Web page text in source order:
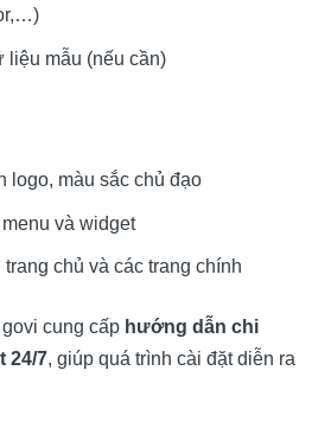
liệu mẫu (nếu cần)
logo, màu sắc chủ đạo
và widget
chủ và các trang chính
cung cấp hướng dẫn chi
24/7, giúp quá trình cài đặt diễn ra